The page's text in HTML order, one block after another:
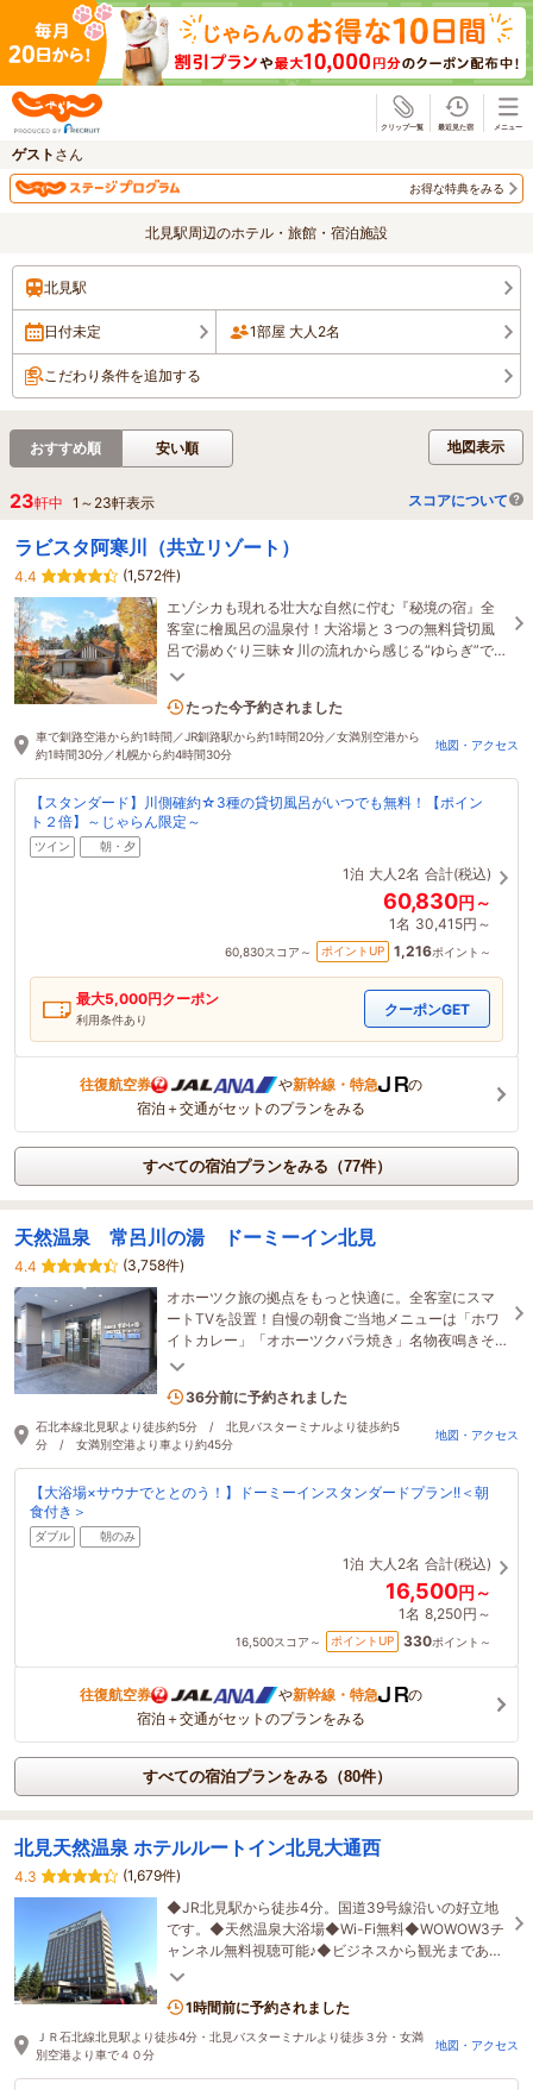
ゲスト さん
お得な特典をみる
北見駅周辺のホテル・旅館・宿泊施設
北見駅
日付未定 1部屋 大人2名
こだわり条件を追加する
地図表示
おすすめ順 安い順
23軒中 1 ～ 23軒表示 スコアについて
ラビスタ阿寒川（共立リゾート）
4.4
(1,572件)
エゾシカも現れる壮大な自然に佇む『秘境の宿』全
客室に檜風呂の温泉付！大浴場と３つの無料貸切風
呂で湯めぐり三昧☆川の流れから感じる“ゆらぎ”で
非日常体験を。
2名がこの宿を見ています
たった今予約されました
車で釧路空港から約1時間／JR釧路駅から約1時間20分／女満別空港から
約1時間30分／札幌から約4時間30分
地図・アクセス
【スタンダード】川側確約☆3種の貸切風呂がいつでも無料！【ポイン
ト２倍】～じゃらん限定～
ツイン 朝・夕
1泊 大人2名 合計(税込)
60,830円～
1名 30,415円～
60,830スコア～ ポイントUP 1,216ポイント～
最大5,000円クーポン
利用条件あり
クーポンGET
往復航空券 や新幹線・特急
の
宿泊＋交通がセットのプランをみる
すべての宿泊プランをみる（77件）
天然温泉 常呂川の湯 ドーミーイン北見
4.4
(3,758件)
オホーツク旅の拠点をもっと快適に。全客室にスマ
ートTVを設置！自慢の朝食ご当地メニューは「ホワ
イトカレー」「オホーツクバラ焼き」名物夜鳴きそ
ば、湯上りアイスや乳酸菌飲料の無料サービス充
2名がこの宿を見ています
36分前に予約されました
石北本線北見駅より徒歩約5分 / 北見バスターミナルより徒歩約5
分 / 女満別空港より車より約45分
地図・アクセス
【大浴場×サウナでととのう！】ドーミーインスタンダードプラン!!＜朝
食付き＞
ダブル 朝のみ
1泊 大人2名 合計(税込)
16,500円～
1名 8,250円～
16,500スコア～ ポイントUP 330ポイント～
往復航空券 や新幹線・特急
の
宿泊＋交通がセットのプランをみる
すべての宿泊プランをみる（80件）
北見天然温泉 ホテルルートイン北見大通西
4.3
(1,679件)
◆JR北見駅から徒歩4分。国道39号線沿いの好立地
です。◆天然温泉大浴場◆Wi-Fi無料◆WOWOW3チ
ャンネル無料視聴可能♪◆ビジネスから観光まであら
ゆるシーンでご利用ください
1時間前に予約されました
ＪＲ石北線北見駅より徒歩4分・北見バスターミナルより徒歩３分・女満
別空港より車で４０分
地図・アクセス